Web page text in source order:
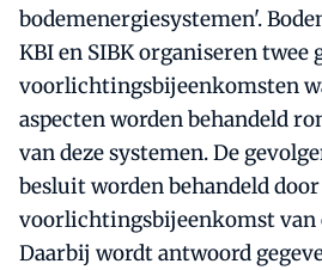
bodemenergiesystemen'.
KBI en SIBK organiseren twee
voorlichtingsbijeenkomsten
aspecten worden behandeld
van deze systemen. De
besluit worden behandeld
voorlichtingsbijeenkomst van
Daarbij wordt antwoord